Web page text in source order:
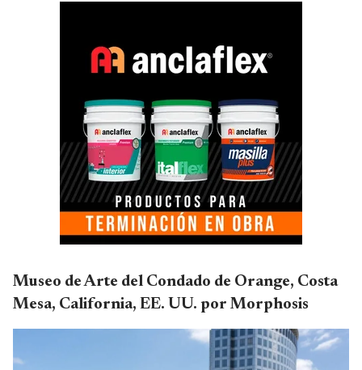
Museo de Arte del Condado de Orange, Costa
Mesa, California, EE. UU. por Morphosis